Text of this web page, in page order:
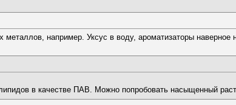
например. Уксус в воду, ароматизаторы наверное
в качестве ПАВ. Можно попробовать насыщенный